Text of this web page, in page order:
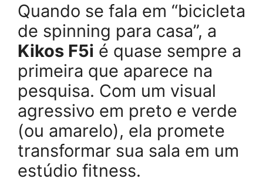
Quando se fala em “bicicleta
de spinning para casa”, a
Kikos F5i é quase sempre a
primeira que aparece na
pesquisa. Com um visual
agressivo em preto e verde
(ou amarelo), ela promete
transformar sua sala em um
estúdio fitness.